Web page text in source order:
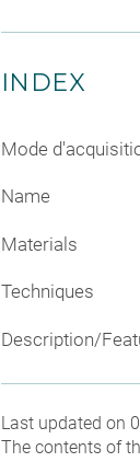
INDEX
Mode
Name
Materials
Techniques
Description/
Last updated on
The contents of